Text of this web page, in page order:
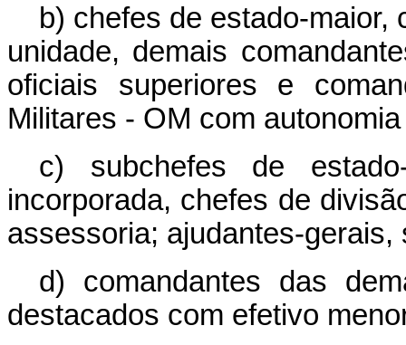
b) chefes de estado-maior,
unidade, demais
oficiais superiores e
Militares - OM com
c) subchefes de
incorporada, chefes de
assessoria; ajudantes-
d) comandantes das
destacados com efetivo